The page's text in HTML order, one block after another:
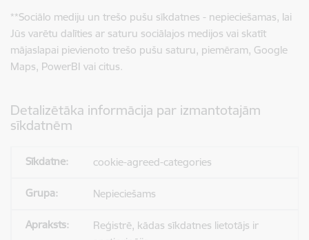
**Sociālo mediju un trešo pušu sīkdatnes - nepieciešamas, lai
Jūs varētu dalīties ar saturu sociālajos medijos vai skatīt
mājaslapai pievienoto trešo pušu saturu, piemēram, Google
Maps, PowerBI vai citus.
Detalizētāka informācija par izmantotajām
sīkdatnēm
cookie-agreed-categories
Nepieciešams
Reģistrē, kādas sīkdatnes lietotājs ir